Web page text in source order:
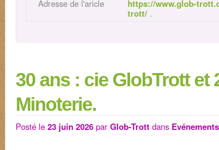
Adresse de l'aricle
https://www.glob-
trott/ .
30 ans : cie GlobTrott et
Minoterie.
Posté le 23 juin 2026 par Glob-Trott dans Evénements